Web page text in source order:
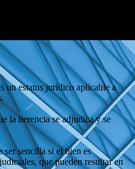
un estatus jurídico aplicable a
la herencia se adjudica y se
sencilla si el bien es
que pueden resultar en